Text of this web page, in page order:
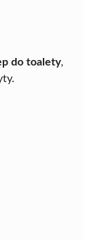
do toalety,